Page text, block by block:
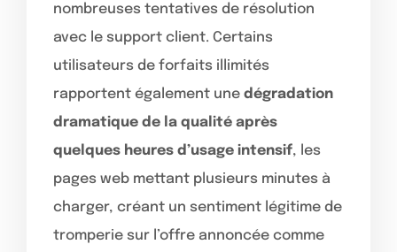
nombreuses tentatives de résolution
avec le support client. Certains
utilisateurs de forfaits illimités
rapportent également une dégradation
dramatique de la qualité après
quelques heures d’usage intensif, les
pages web mettant plusieurs minutes à
charger, créant un sentiment légitime de
tromperie sur l’offre annoncée comme